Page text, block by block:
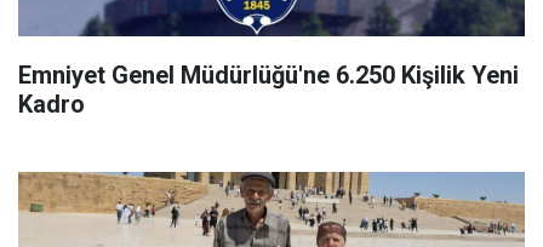
Emniyet Genel Müdürlüğü'ne 6.250 Kişilik Yeni
Kadro